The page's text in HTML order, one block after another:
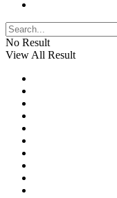
No Result
View All Result